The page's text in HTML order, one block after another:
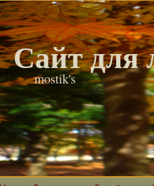
Сайт для
mostik's